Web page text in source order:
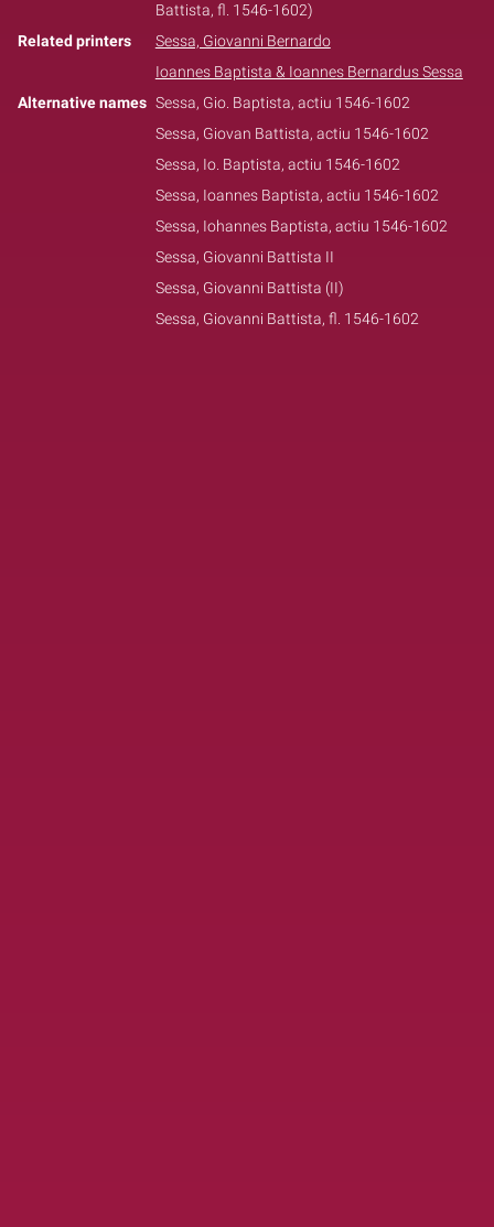
Battista, fl. 1546-1602)
Related printers
Sessa, Giovanni Bernardo
Ioannes Baptista & Ioannes Bernardus Sessa
Alternative names Sessa, Gio. Baptista, actiu 1546-1602
Sessa, Giovan Battista, actiu 1546-1602
Sessa, Io. Baptista, actiu 1546-1602
Sessa, Ioannes Baptista, actiu 1546-1602
Sessa, Iohannes Baptista, actiu 1546-1602
Sessa, Giovanni Battista II
Sessa, Giovanni Battista (II)
Sessa, Giovanni Battista, fl. 1546-1602